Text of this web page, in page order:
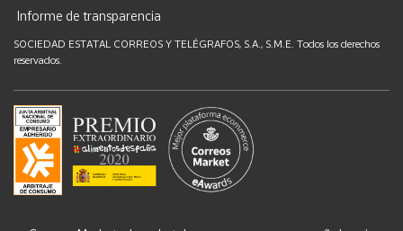
Informe de transparencia
SOCIEDAD ESTATAL CORREOS Y TELÉGRAFOS, S.A., S.M.E. Todos los derechos
reservados.